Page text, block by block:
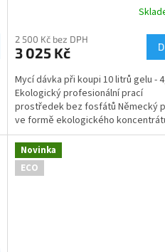
2 500 Kč bez DPH
3 025 Kč
Mycí dávka při koupi 10 litrů gelu -
Ekologický profesionální prací
prostředek bez fosfátů Německý
ve formě ekologického
enzymy. Vynikající...
Novinka
ECO